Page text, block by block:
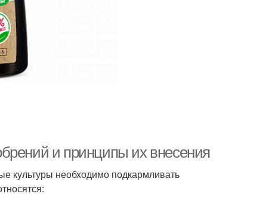
и принципы их внесения
культуры необходимо подкармливать